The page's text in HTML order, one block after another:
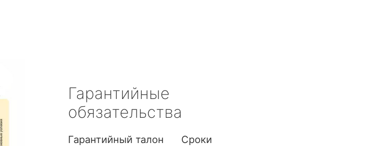
Гарантийные
обязательства
Гарантийный талон Сроки